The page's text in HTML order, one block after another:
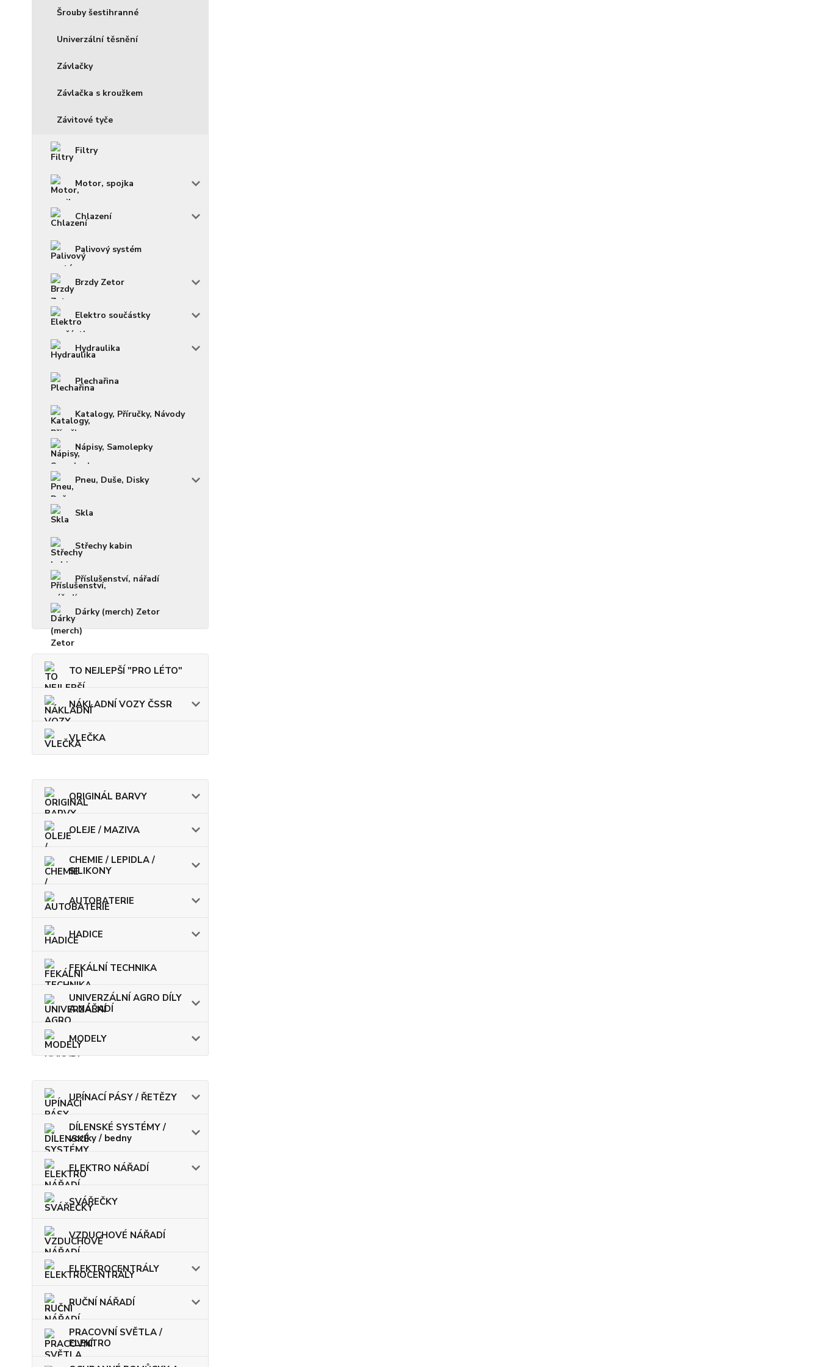
Šrouby šestihranné
Univerzální těsnění
Závlačky
Závlačka s kroužkem
Závitové tyče
Filtry
Motor, spojka
Chlazení
Palivový systém
Brzdy Zetor
Elektro součástky
Hydraulika
Plechařina
Katalogy, Příručky, Návody
Nápisy, Samolepky
Pneu, Duše, Disky
Skla
Střechy kabin
Příslušenství, nářadí
Dárky (merch) Zetor
TO NEJLEPŠÍ "PRO LÉTO"
NÁKLADNÍ VOZY ČSSR
VLEČKA
ORIGINÁL BARVY
OLEJE / MAZIVA
CHEMIE / LEPIDLA /
SILIKONY
AUTOBATERIE
HADICE
FEKÁLNÍ TECHNIKA
UNIVERZÁLNÍ AGRO DÍLY
A NÁŘADÍ
MODELY
UPÍNACÍ PÁSY / ŘETĚZY
DÍLENSKÉ SYSTÉMY /
vozíky / bedny
ELEKTRO NÁŘADÍ
SVÁŘEČKY
VZDUCHOVÉ NÁŘADÍ
ELEKTROCENTRÁLY
RUČNÍ NÁŘADÍ
PRACOVNÍ SVĚTLA /
ELEKTRO